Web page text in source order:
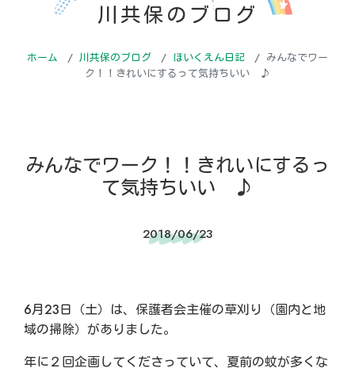
川共保のブログ
ホーム 川共保のブログ ほいくえん日記
みんなでワー
ク！！きれいにするって気持ちいい ♪
みんなでワーク！！きれいにするっ
て気持ちいい ♪
2018/06/23
6月23日（土）は、保護者会主催の草刈り（園内と地
域の掃除）がありました。
年に２回企画してくださっていて、夏前の蚊が多くな